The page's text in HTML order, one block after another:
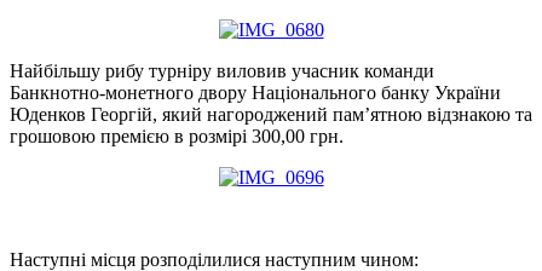
Найбільшу рибу турніру виловив учасник команди
Банкнотно-монетного двору Національного банку України
Юденков Георгій, який нагороджений пам’ятною відзнакою та
грошовою премією в розмірі 300,00 грн.
Наступні місця розподілилися наступним чином: